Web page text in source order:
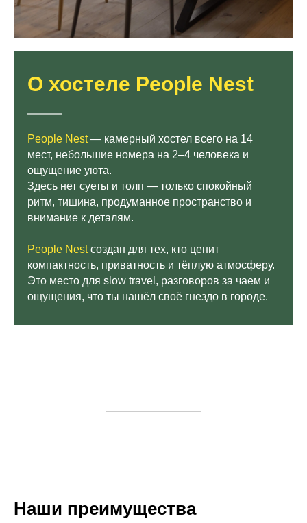
О хостеле People Nest
People Nest— камерный хостел всего на 14
мест, небольшие номера на 2–4 человека и
ощущение уюта.
Здесь нет суеты и толп — только спокойный
ритм, тишина, продуманное пространство и
внимание к деталям.
People Nestсоздан для тех, кто ценит
компактность, приватность и тёплую атмосферу.
Это место для slow travel, разговоров за чаем и
ощущения, что ты нашёл своё гнездо в городе.
Наши преимущества